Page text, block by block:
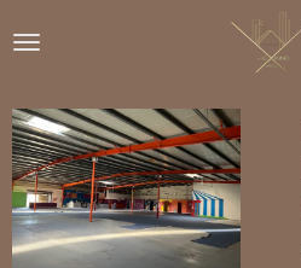
au
principal